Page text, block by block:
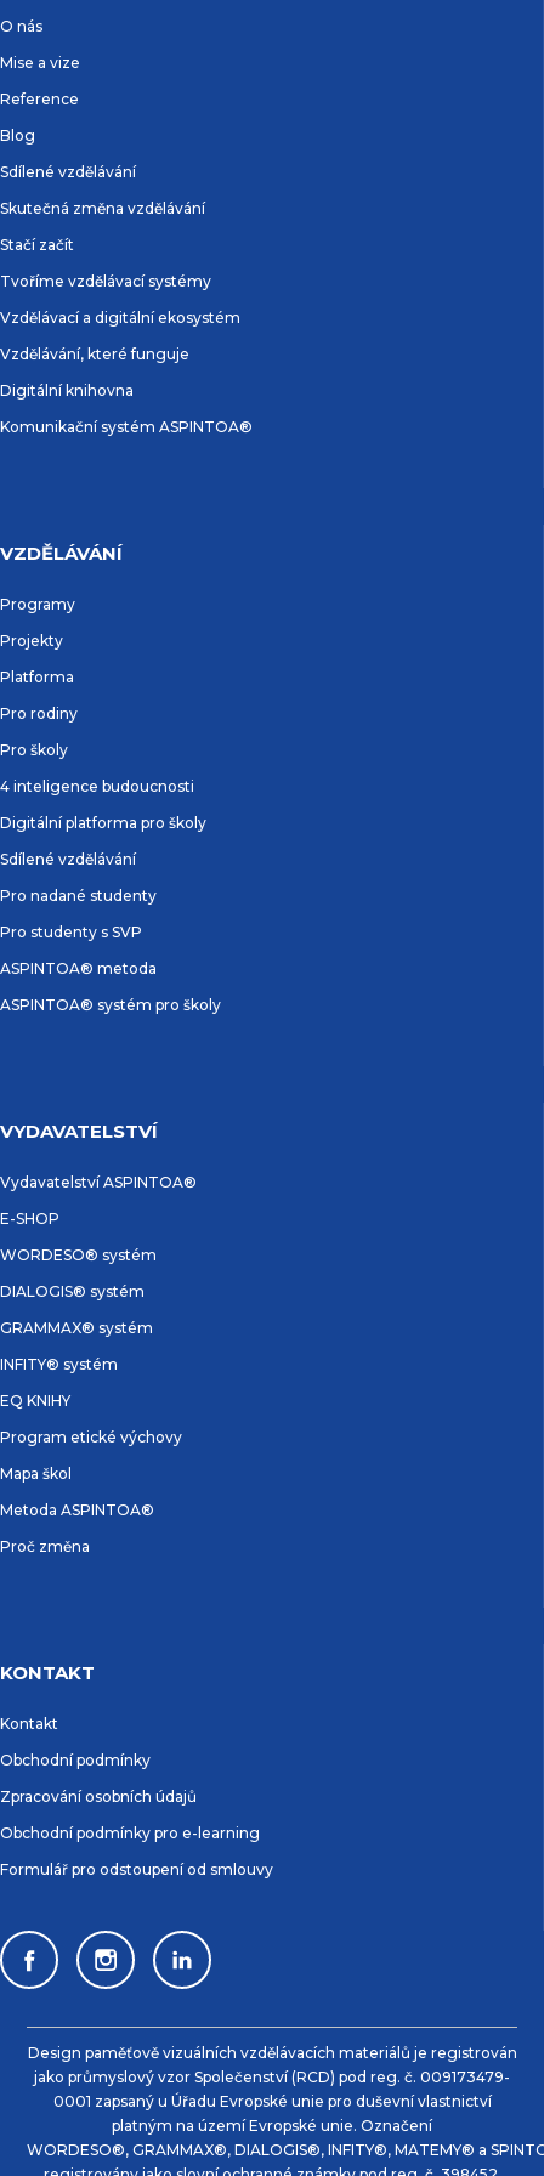
O nás
Mise a vize
Reference
Blog
Sdílené vzdělávání
Skutečná změna vzdělávání
Stačí začít
Tvoříme vzdělávací systémy
Vzdělávací a digitální ekosystém
Vzdělávání, které funguje
Digitální knihovna
Komunikační systém ASPINTOA®
VZDĚLÁVÁNÍ
Programy
Projekty
Platforma
Pro rodiny
Pro školy
4 inteligence budoucnosti
Digitální platforma pro školy
Sdílené vzdělávání
Pro nadané studenty
Pro studenty s SVP
ASPINTOA® metoda
ASPINTOA® systém pro školy
VYDAVATELSTVÍ
Vydavatelství ASPINTOA®
E-SHOP
WORDESO® systém
DIALOGIS® systém
GRAMMAX® systém
INFITY® systém
EQ KNIHY
Program etické výchovy
Mapa škol
Metoda ASPINTOA®
Proč změna
KONTAKT
Kontakt
Obchodní podmínky
Zpracování osobních údajů
Obchodní podmínky pro e-learning
Formulář pro odstoupení od smlouvy
Design paměťově vizuálních vzdělávacích materiálů je registrován
jako průmyslový vzor Společenství (RCD) pod reg. č. 009173479-
0001 zapsaný u Úřadu Evropské unie pro duševní vlastnictví
platným na území Evropské unie. Označení
WORDESO®, GRAMMAX®, DIALOGIS®, INFITY®, MATEMY® a